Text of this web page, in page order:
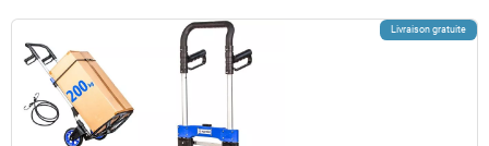
Livraison gratuite